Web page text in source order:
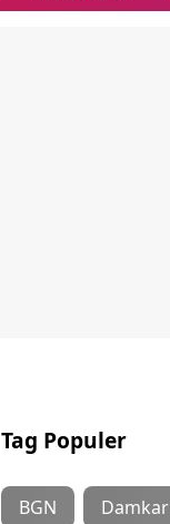
Tag Populer
BGN Damkar